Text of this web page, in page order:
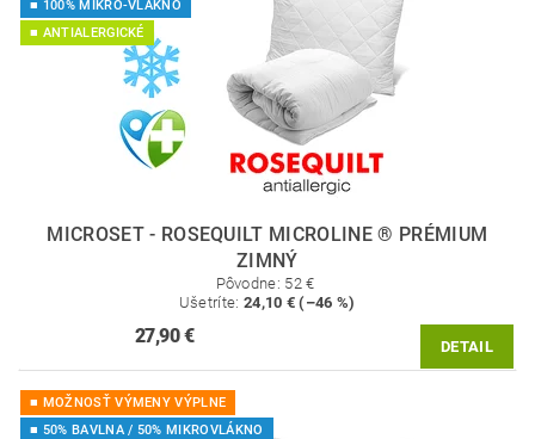
■ 100% MIKRO-VLÁKNO
■ ANTIALERGICKÉ
MICROSET - ROSEQUILT MICROLINE ® PRÉMIUM
ZIMNÝ
Pôvodne: 52 €
Ušetríte: 24,10 € (–46 %)
27,90 € DETAIL
■ MOŽNOSŤ VÝMENY VÝPLNE
■ 50% BAVLNA / 50% MIKROVLÁKNO